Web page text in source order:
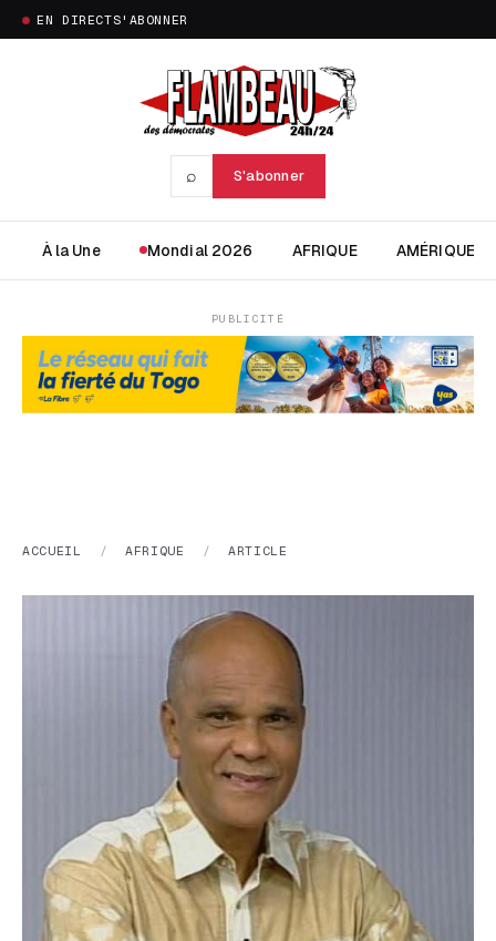
EN DIRECTS'ABONNER
⌕ S'abonner
À la Une Mondial 2026 AFRIQUE AMÉRIQUE
PUBLICITÉ
ACCUEIL / AFRIQUE / ARTICLE